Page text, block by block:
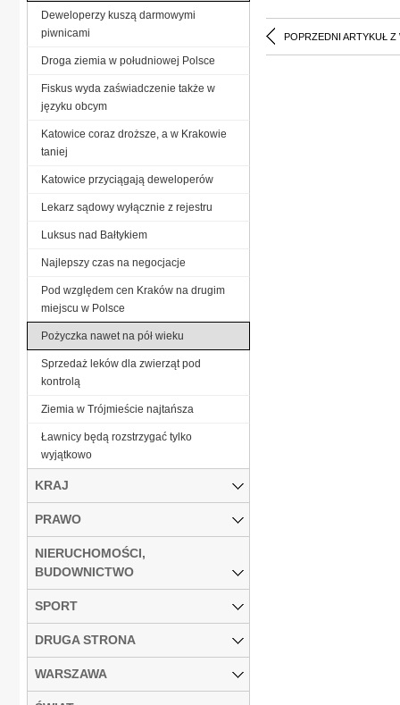
POPRZEDNI ARTYKUŁ Z
Deweloperzy kuszą darmowymi
piwnicami
Droga ziemia w południowej Polsce
Fiskus wyda zaświadczenie także w
języku obcym
Katowice coraz droższe, a w Krakowie
taniej
Katowice przyciągają deweloperów
Lekarz sądowy wyłącznie z rejestru
Luksus nad Bałtykiem
Najlepszy czas na negocjacje
Pod względem cen Kraków na drugim
miejscu w Polsce
Pożyczka nawet na pół wieku
Sprzedaż leków dla zwierząt pod
kontrolą
Ziemia w Trójmieście najtańsza
Ławnicy będą rozstrzygać tylko
wyjątkowo
KRAJ
PRAWO
NIERUCHOMOŚCI,
BUDOWNICTWO
SPORT
DRUGA STRONA
WARSZAWA